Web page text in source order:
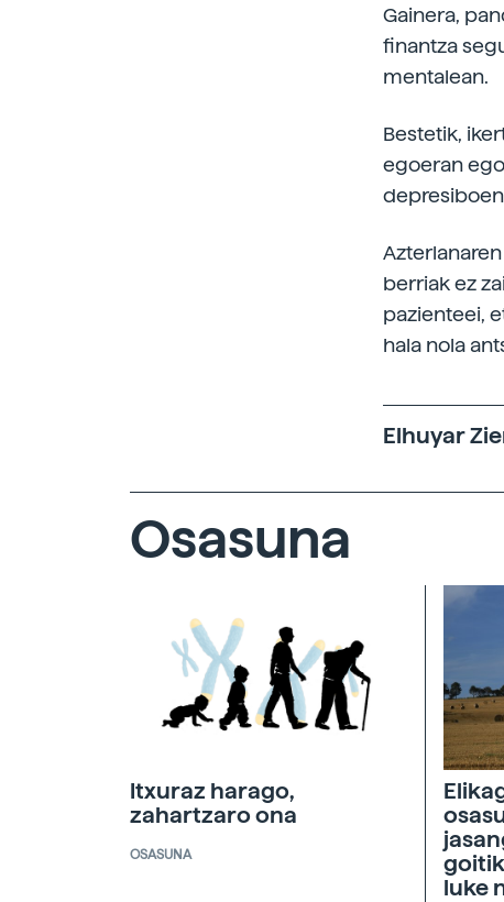
Gainera,
finantza
mentalean.
Bestetik,
egoeran
berriak ez
pazienteei,
hala nola
Elhuyar
Osasuna
Itxuraz harago,
zahartzaro ona
OSASUNA
luke